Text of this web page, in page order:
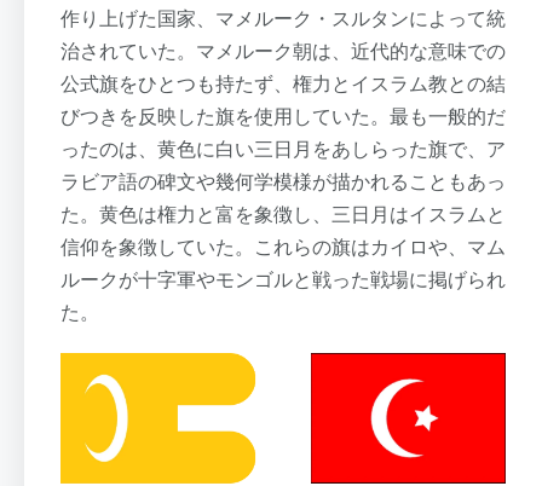
作り上げた国家、マメルーク・スルタンによって統
治されていた。マメルーク朝は、近代的な意味での
公式旗をひとつも持たず、権力とイスラム教との結
びつきを反映した旗を使用していた。最も一般的だ
ったのは、黄色に白い三日月をあしらった旗で、ア
ラビア語の碑文や幾何学模様が描かれることもあっ
た。黄色は権力と富を象徴し、三日月はイスラムと
信仰を象徴していた。これらの旗はカイロや、マム
ルークが十字軍やモンゴルと戦った戦場に掲げられ
た。